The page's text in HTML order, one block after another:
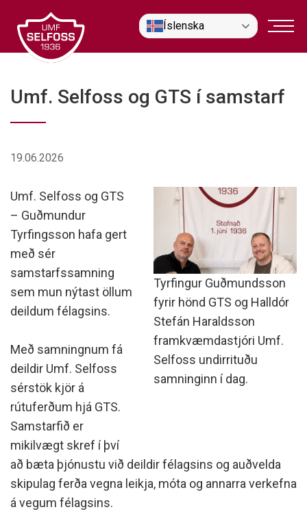
efni
Íslenska
Umf. Selfoss og GTS í samstarf
19.06.2026
Tyrfingur Guðmundsson
fyrir hönd GTS og Halldór
Stefán Haraldsson
framkvæmdastjóri Umf.
Selfoss undirrituðu
samninginn í dag.
Umf. Selfoss og GTS
– Guðmundur
Tyrfingsson hafa gert
með sér
samstarfssamning
sem mun nýtast öllum
deildum félagsins.
Með samningnum fá
deildir Umf. Selfoss
sérstök kjör á
rútuferðum hjá GTS.
Samstarfið er
mikilvægt skref í því
að bæta þjónustu við deildir félagsins og auðvelda
skipulag ferða vegna leikja, móta og annarra verkefna
á vegum félagsins.